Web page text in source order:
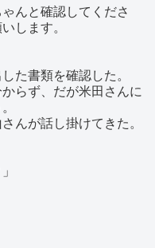
んと確認してくださ
します。
た書類を確認した。
らず、だが米田さんに
んが話し掛けてきた。